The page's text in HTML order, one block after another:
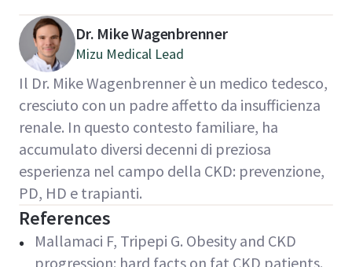
Dr. Mike Wagenbrenner
Mizu Medical Lead
Il Dr. Mike Wagenbrenner è un medico tedesco,
cresciuto con un padre affetto da insufficienza
renale. In questo contesto familiare, ha
accumulato diversi decenni di preziosa
esperienza nel campo della CKD: prevenzione,
PD, HD e trapianti.
References
Mallamaci F, Tripepi G. Obesity and CKD
progression: hard facts on fat CKD patients.